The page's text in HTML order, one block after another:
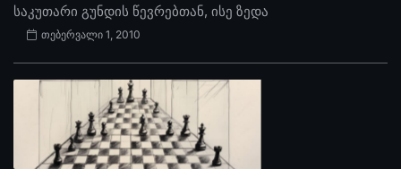
საკუთარი გუნდის წევრებთან, ისე ზედა
თებერვალი 1, 2010